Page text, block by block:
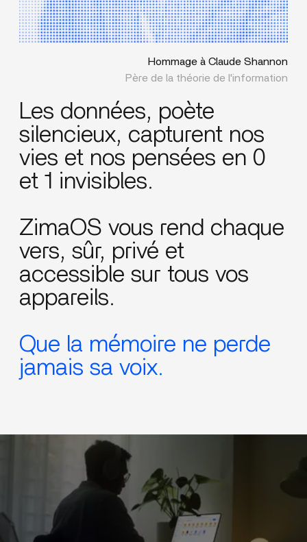
Hommage à Claude Shannon
Père de la théorie de l'information
Les données, poète
silencieux, capturent nos
vies et nos pensées en 0
et 1 invisibles.
ZimaOS vous rend chaque
vers, sûr, privé et
accessible sur tous vos
appareils.
Que la mémoire ne perde
jamais sa voix.